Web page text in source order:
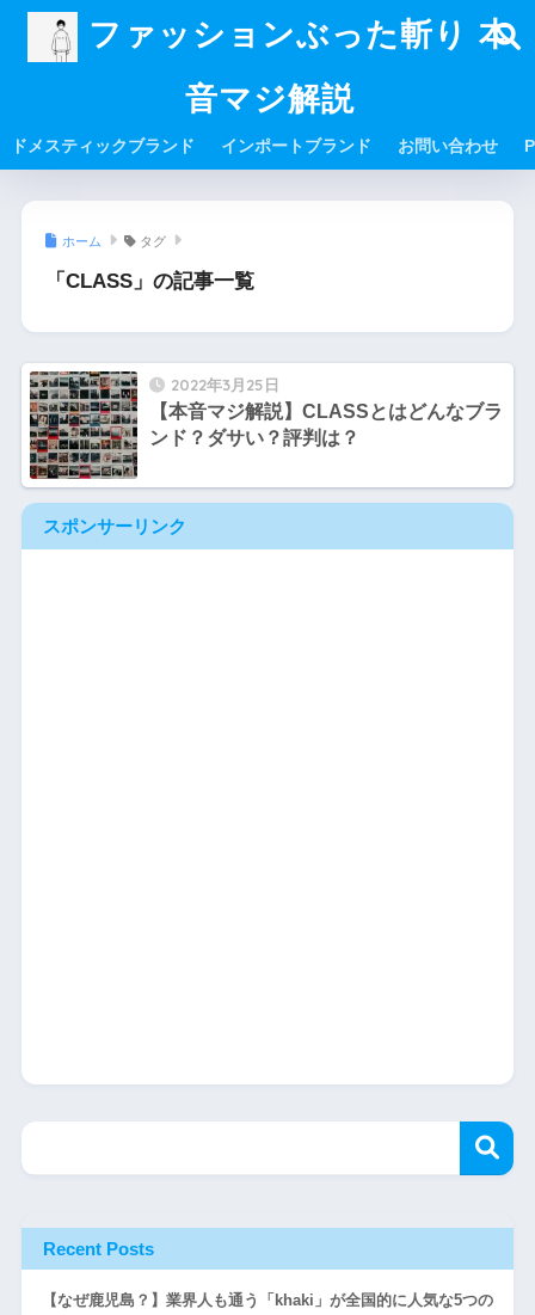
ファッションぶった斬り 本
音マジ解説
ドメスティックブランド インポートブランド お問い合わせ
ホーム タグ
「CLASS」の記事一覧
2022年3月25日
【本音マジ解説】CLASSとはどんなブラ
ンド？ダサい？評判は？
スポンサーリンク
Recent Posts
【なぜ鹿児島？】業界人も通う「khaki」が全国的に人気な5つの